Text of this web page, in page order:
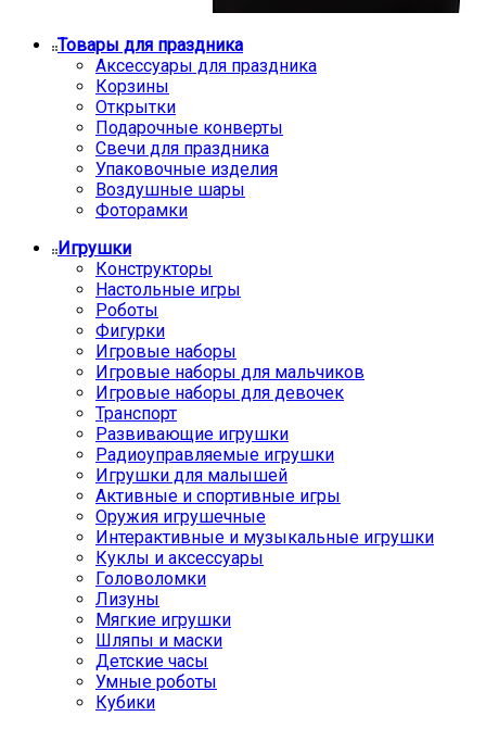
Товары для праздника
Аксессуары для праздника
Корзины
Открытки
Подарочные конверты
Свечи для праздника
Упаковочные изделия
Воздушные шары
Фоторамки
Игрушки
Конструкторы
Настольные игры
Роботы
Фигурки
Игровые наборы
Игровые наборы для мальчиков
Игровые наборы для девочек
Транспорт
Развивающие игрушки
Радиоуправляемые игрушки
Игрушки для малышей
Активные и спортивные игры
Оружия игрушечные
Интерактивные и музыкальные игрушки
Куклы и аксессуары
Головоломки
Лизуны
Мягкие игрушки
Шляпы и маски
Детские часы
Умные роботы
Кубики